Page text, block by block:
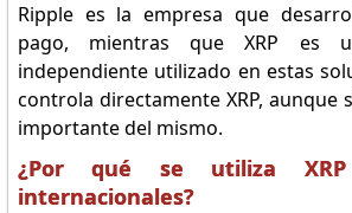
Ripple es la empresa que
pago, mientras que XRP es
independiente utilizado en estas
controla directamente XRP, aunque
importante del mismo.
¿Por qué se utiliza
internacionales?